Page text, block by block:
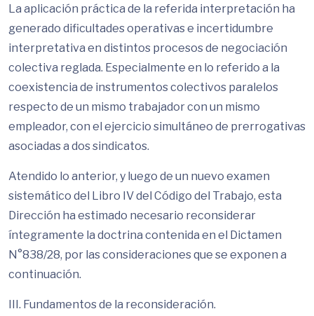
La aplicación práctica de la referida interpretación ha
generado dificultades operativas e incertidumbre
interpretativa en distintos procesos de negociación
colectiva reglada. Especialmente en lo referido a la
coexistencia de instrumentos colectivos paralelos
respecto de un mismo trabajador con un mismo
empleador, con el ejercicio simultáneo de prerrogativas
asociadas a dos sindicatos.
Atendido lo anterior, y luego de un nuevo examen
sistemático del Libro IV del Código del Trabajo, esta
Dirección ha estimado necesario reconsiderar
íntegramente la doctrina contenida en el Dictamen
N°838/28, por las consideraciones que se exponen a
continuación.
III. Fundamentos de la reconsideración.